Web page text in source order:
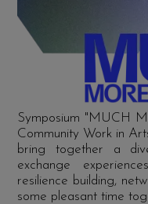
Symposium "MUCH
Community Work in
bring together a
exchange
resilience building,
some pleasant time